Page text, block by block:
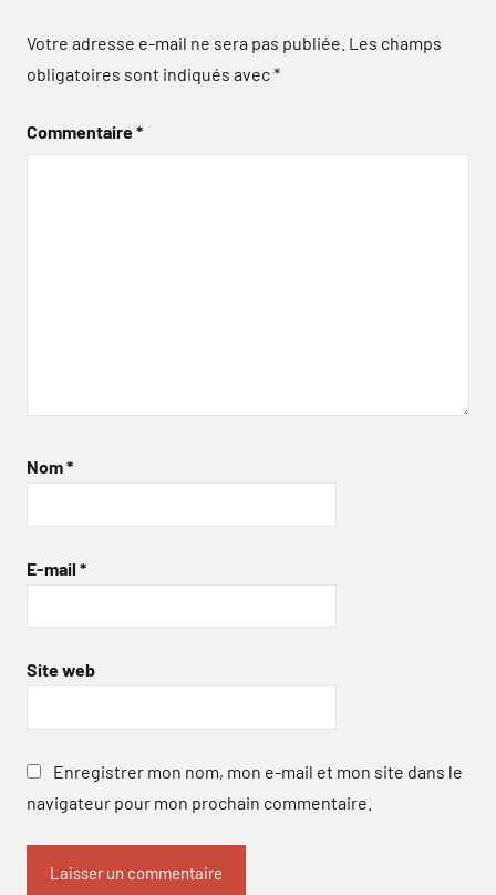
Votre adresse e-mail ne sera pas publiée. Les champs
obligatoires sont indiqués avec*
Commentaire*
Nom*
E-mail *
Site web
Enregistrer mon nom, mon e-mail et mon site dans le
navigateur pour mon prochain commentaire.